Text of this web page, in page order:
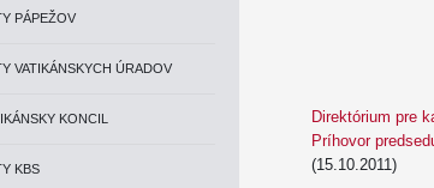
PÁPEŽOV
VATIKÁNSKYCH ÚRADOV
KONCIL
KBS
Direktórium pre
Príhovor
(15.10.2011)